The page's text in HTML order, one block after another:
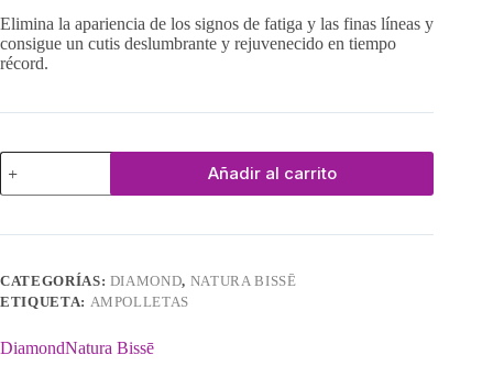
Elimina la apariencia de los signos de fatiga y las finas líneas y
consigue un cutis deslumbrante y rejuvenecido en tiempo
récord.
Diamond
Instant
Glow
Añadir al carrito
CATEGORÍAS: DIAMOND, NATURA BISSĒ
ETIQUETA: AMPOLLETAS
DiamondNatura Bissē